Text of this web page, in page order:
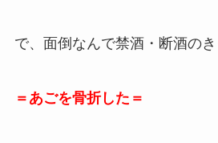
で、面倒なんで禁酒・断酒の
＝あごを骨折した＝